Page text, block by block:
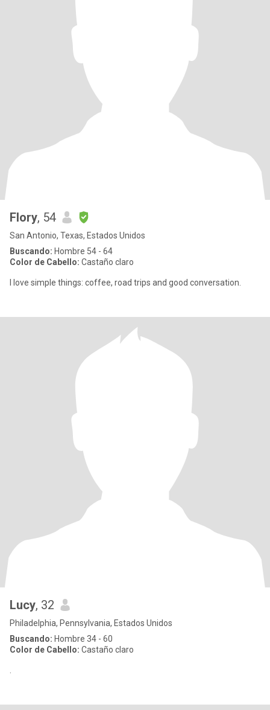
Flory, 54
San Antonio, Texas, Estados Unidos
Buscando: Hombre 54 - 64
Color de Cabello: Castaño claro
I love simple things: coffee, road trips and good conversation.
Lucy, 32
Philadelphia, Pennsylvania, Estados Unidos
Buscando: Hombre 34 - 60
Color de Cabello: Castaño claro